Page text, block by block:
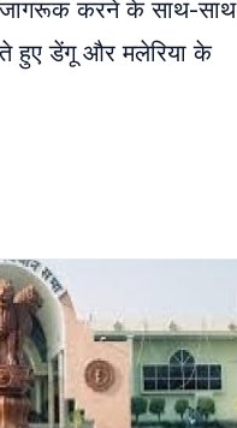
जागरूक करने के साथ-साथ
हुए डेंगू और मलेरिया के